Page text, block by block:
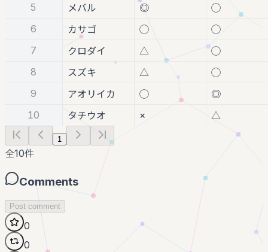
5
メバル ◎
◯
6
カサゴ ◯
◯
7
クロダイ △
◯
8
スズキ △
◯
9
アオリイカ ◯
◎
10
タチウオ × △
1
全10件
Comments
Post comment
0
0